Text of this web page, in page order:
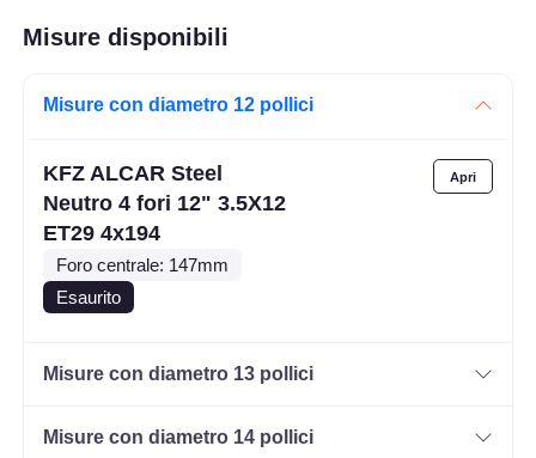
Misure disponibili
Misure con diametro 12 pollici
KFZ ALCAR Steel
Neutro 4 fori 12" 3.5X12
ET29 4x194
Foro centrale: 147mm
Esaurito
Misure con diametro 13 pollici
Misure con diametro 14 pollici